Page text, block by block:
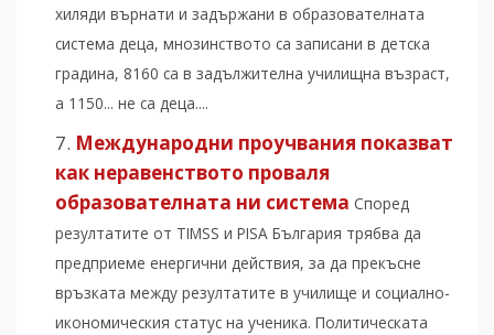
хиляди върнати и задържани в образователната
система деца, мнозинството са записани в детска
градина, 8160 са в задължителна училищна възраст,
а 1150... не са деца....
Международни проучвания показват
как неравенството проваля
образователната ни система Според
резултатите от TIMSS и PISA България трябва да
предприеме енергични действия, за да прекъсне
връзката между резултатите в училище и социално-
икономическия статус на ученика. Политическата